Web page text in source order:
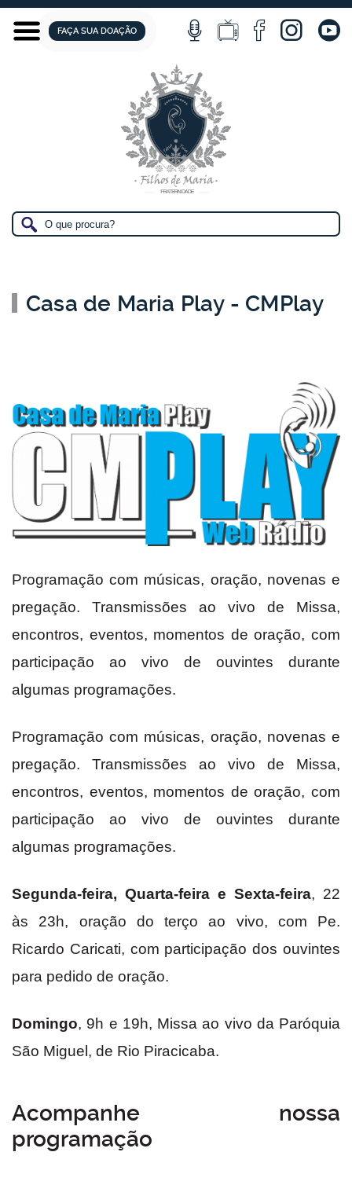
FAÇA SUA DOAÇÃO
Casa de Maria Play - CMPlay
Programação com músicas, oração, novenas e
pregação. Transmissões ao vivo de Missa,
encontros, eventos, momentos de oração, com
participação ao vivo de ouvintes durante
algumas programações.
Programação com músicas, oração, novenas e
pregação. Transmissões ao vivo de Missa,
encontros, eventos, momentos de oração, com
participação ao vivo de ouvintes durante
algumas programações.
Segunda-feira, Quarta-feira e Sexta-feira, 22
às 23h, oração do terço ao vivo, com Pe.
Ricardo Caricati, com participação dos ouvintes
para pedido de oração.
Domingo, 9h e 19h, Missa ao vivo da Paróquia
São Miguel, de Rio Piracicaba.
Acompanhe nossa
programação